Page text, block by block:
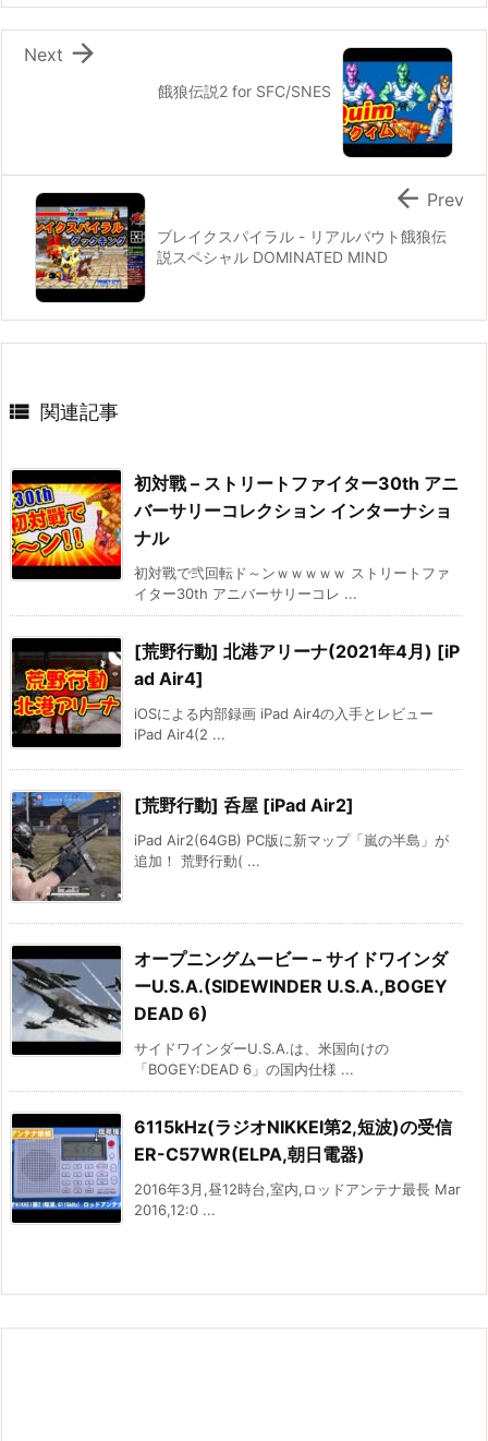
餓狼伝説2 for SFC/SNES

Next
ブレイクスパイラル - リアルバウト餓狼伝
説スペシャル DOMINATED MIND
 Prev
 関連記事
初対戰 – ストリートファイター30th アニ
バーサリーコレクション インターナショ
ナル
初対戰で弐回転ド～ンｗｗｗｗｗ ストリートファ
イター30th アニバーサリーコレ ...
[荒野行動] 北港アリーナ(2021年4月) [iP
ad Air4]
iOSによる内部録画 iPad Air4の入手とレビュー
iPad Air4(2 ...
[荒野行動] 呑屋 [iPad Air2]
iPad Air2(64GB) PC版に新マップ「嵐の半島」が
追加！ 荒野行動( ...
オープニングムービー – サイドワインダ
ーU.S.A.(SIDEWINDER U.S.A.,BOGEY
DEAD 6)
サイドワインダーU.S.A.は、米国向けの
「BOGEY:DEAD 6」の国内仕様 ...
6115kHz(ラジオNIKKEI第2,短波)の受信
ER-C57WR(ELPA,朝日電器)
2016年3月,昼12時台,室内,ロッドアンテナ最長 Mar
2016,12:0 ...